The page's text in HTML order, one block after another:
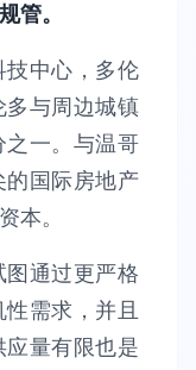
管。
中心，多伦
多与周边城镇
一。与温哥
国际房地产
本。
通过更严格
需求，并且
量有限也是